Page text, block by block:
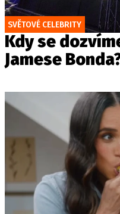
SVĚTOVÉ CELEBRITY
Kdy se
Jamese